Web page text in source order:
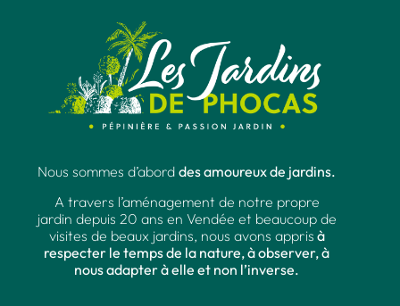
Nous sommes d’abord des amoureux de jardins.
A travers l’aménagement de notre propre
jardin depuis 20 ans en Vendée et beaucoup de
visites de beaux jardins, nous avons appris à
respecter le temps de la nature, à observer, à
nous adapter à elle et non l’inverse.